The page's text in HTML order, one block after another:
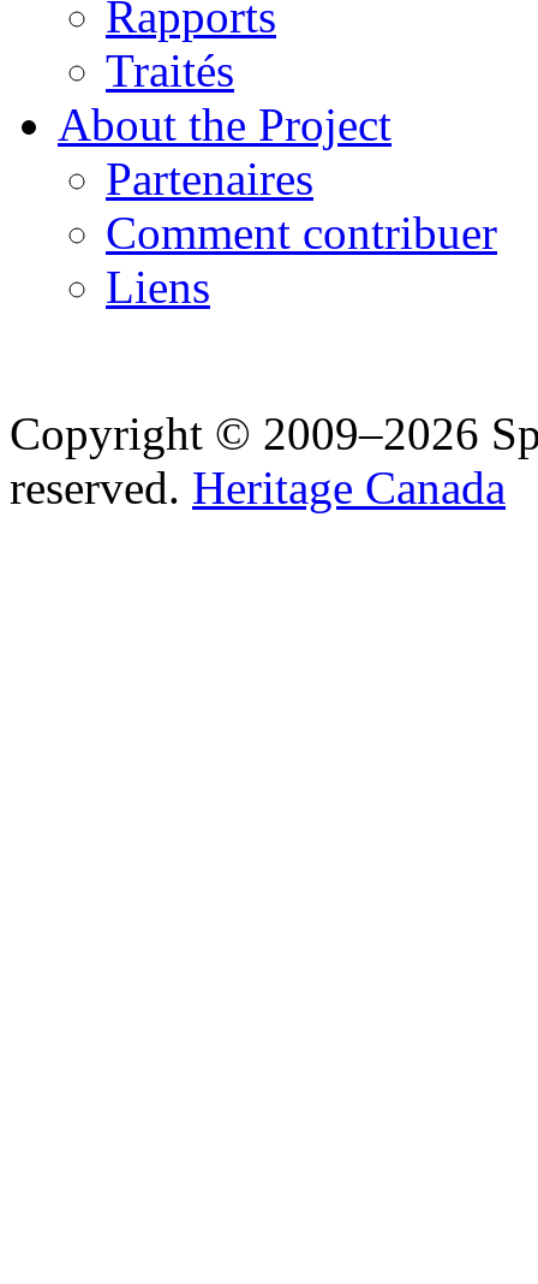
Rapports
Traités
About the Project
Partenaires
Comment contribuer
Liens
Copyright © 2009–2026
reserved. Heritage Canada